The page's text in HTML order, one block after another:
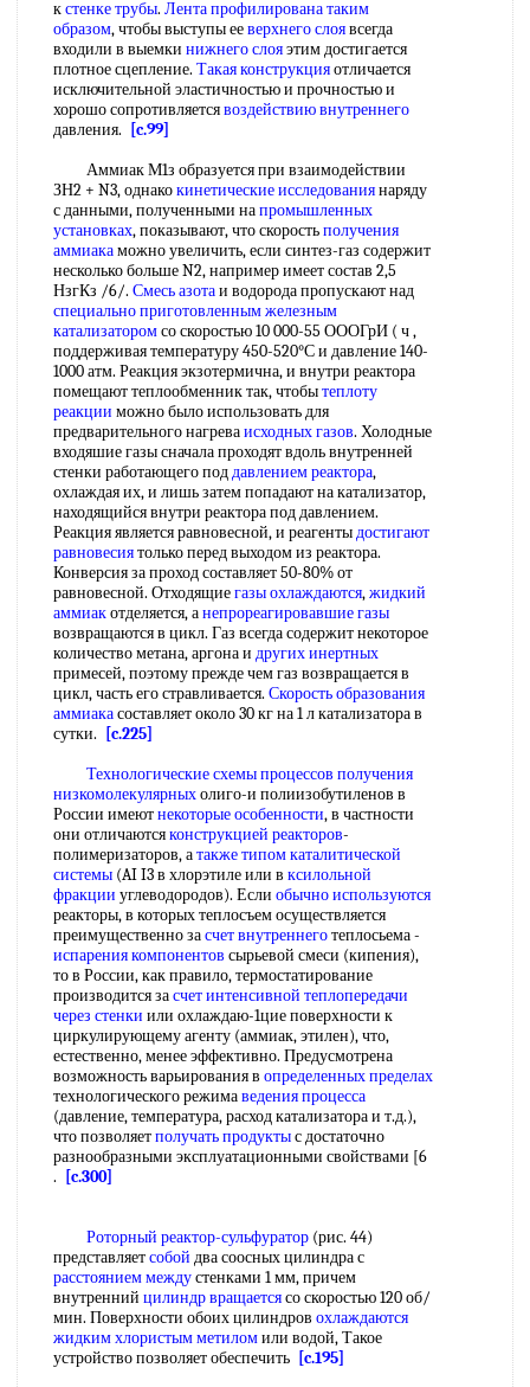
кстенке трубы. Лента профилированатаким
образом, чтобы выступы ееверхнего слоявсегда
входили в выемки нижнего слояэтим достигается
плотное сцепление. Такая конструкцияотличается
исключительной эластичностью и прочностью и
хорошо сопротивляетсявоздействию внутреннего
давления.
[c.99]
Аммиак М1з образуется при взаимодействии
ЗН2 + N3, однакокинетические исследованиянаряду
с данными, полученными напромышленных
установках, показывают, что скоростьполучения
аммиакаможно увеличить, если синтез-газ содержит
несколько больше N2, например имеет состав 2,5
НзгКз /6/. Смесь азотаи водорода пропускают над
специально приготовленнымжелезным
катализаторомсо скоростью 10 000-55 ОООГрИ ( ч ,
поддерживая температуру 450-520°С и давление 140-
1000 атм. Реакция экзотермична, и внутри реактора
помещают теплообменник так, чтобытеплоту
реакции можно было использовать для
предварительного нагреваисходных газов. Холодные
входяшие газы сначала проходят вдоль внутренней
стенки работающего поддавлением реактора,
охлаждая их, и лишь затем попадают на катализатор,
находящийся внутри реактора под давлением.
Реакция является равновесной, и реагентыдостигают
равновесиятолько перед выходом из реактора.
Конверсия за проход составляет 50-80% от
равновесной. Отходящиегазы охлаждаются,жидкий
аммиакотделяется, анепрореагировавшие газы
возвращаются в цикл. Газ всегда содержит некоторое
количество метана, аргона и других инертных
примесей, поэтому прежде чем газ возвращается в
цикл, часть его стравливается. Скорость образования
аммиакасоставляет около 30 кг на 1 л катализатора в
сутки.
[c.225]
Технологические схемы процессов получения
низкомолекулярныхолиго-и полиизобутиленов в
России имеютнекоторые особенности, в частности
они отличаютсяконструкцией реакторов-
полимеризаторов, атакже типомкаталитической
системы (AI I3 в хлорэтиле или в ксилольной
фракции углеводородов). Если обычно используются
реакторы, в которых теплосъем осуществляется
преимущественно засчет внутреннеготеплосьема -
испарения компонентов сырьевой смеси (кипения),
то в России, как правило, термостатирование
производится засчет интенсивной теплопередачи
через стенки или охлаждаю-1цие поверхности к
циркулирующему агенту (аммиак, этилен), что,
естественно, менее эффективно. Предусмотрена
возможность варьирования в определенных пределах
технологического режимаведения процесса
(давление, температура, расход катализатора и т.д.),
что позволяетполучать продуктыс достаточно
разнообразными эксплуатационными свойствами [6
.
[c.300]
Роторный реактор-сульфуратор (рис. 44)
представляетсобой два соосных цилиндра с
расстоянием междустенками 1 мм, причем
внутренний цилиндр вращаетсясо скоростью 120 об/
мин. Поверхности обоих цилиндров охлаждаются
жидкимхлористым метиломили водой, Такое
устройство позволяет обеспечить [c.195]